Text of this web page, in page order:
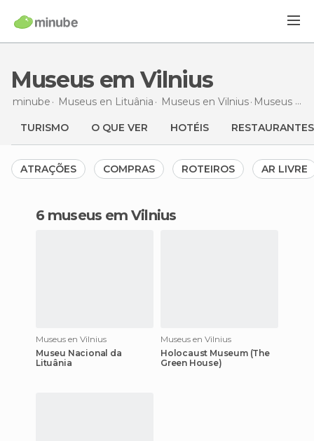
Museus em Vilnius
minube Museus en Lituânia Museus en Vilnius Museus em
TURISMO O QUE VER HOTÉIS RESTAURANTES
ATRAÇÕES COMPRAS ROTEIROS AR LIVRE
6 museus em Vilnius
Museus en Vilnius
Museu Nacional da
Lituânia
Museus en Vilnius
Holocaust Museum (The
Green House)